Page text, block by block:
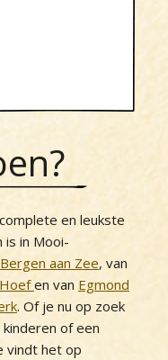
en leukste
is in Mooi-
Bergen aan Zee, van
en van Egmond
. Of je nu op zoek
of een
vindt het op